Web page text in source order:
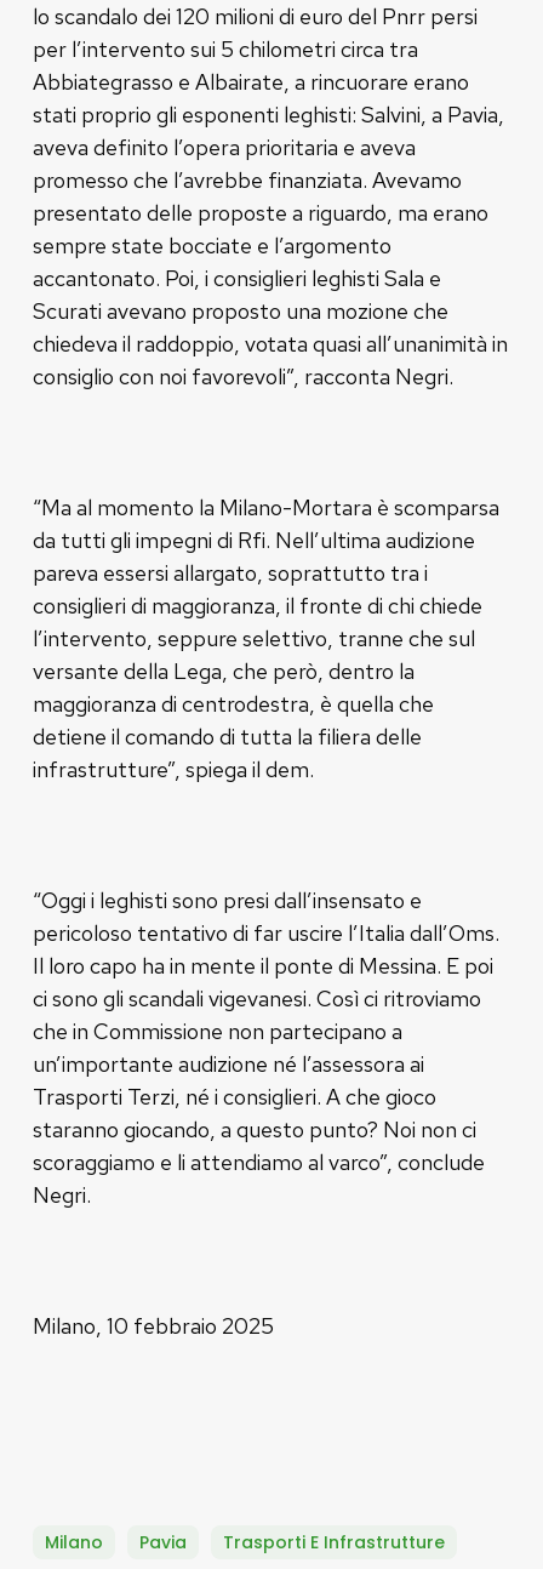
lo scandalo dei 120 milioni di euro del Pnrr persi
per l’intervento sui 5 chilometri circa tra
Abbiategrasso e Albairate, a rincuorare erano
stati proprio gli esponenti leghisti: Salvini, a Pavia,
aveva definito l’opera prioritaria e aveva
promesso che l’avrebbe finanziata. Avevamo
presentato delle proposte a riguardo, ma erano
sempre state bocciate e l’argomento
accantonato. Poi, i consiglieri leghisti Sala e
Scurati avevano proposto una mozione che
chiedeva il raddoppio, votata quasi all’unanimità in
consiglio con noi favorevoli”, racconta Negri.
“Ma al momento la Milano-Mortara è scomparsa
da tutti gli impegni di Rfi. Nell’ultima audizione
pareva essersi allargato, soprattutto tra i
consiglieri di maggioranza, il fronte di chi chiede
l’intervento, seppure selettivo, tranne che sul
versante della Lega, che però, dentro la
maggioranza di centrodestra, è quella che
detiene il comando di tutta la filiera delle
infrastrutture”, spiega il dem.
“Oggi i leghisti sono presi dall’insensato e
pericoloso tentativo di far uscire l’Italia dall’Oms.
Il loro capo ha in mente il ponte di Messina. E poi
ci sono gli scandali vigevanesi. Così ci ritroviamo
che in Commissione non partecipano a
un’importante audizione né l’assessora ai
Trasporti Terzi, né i consiglieri. A che gioco
staranno giocando, a questo punto? Noi non ci
scoraggiamo e li attendiamo al varco”, conclude
Negri.
Milano, 10 febbraio 2025
Milano Pavia Trasporti E Infrastrutture